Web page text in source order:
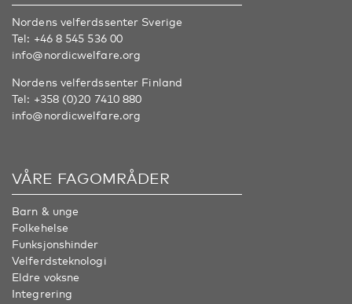
Nordens velferdssenter Sverige
Tel: +46 8 545 536 00
info@nordicwelfare.org
Nordens velferdssenter Finland
Tel: +358 (0)20 7410 880
info@nordicwelfare.org
VÅRE FAGOMRÅDER
Barn & unge
Folkehelse
Funksjonshinder
Velferdsteknologi
Eldre voksne
Integrering